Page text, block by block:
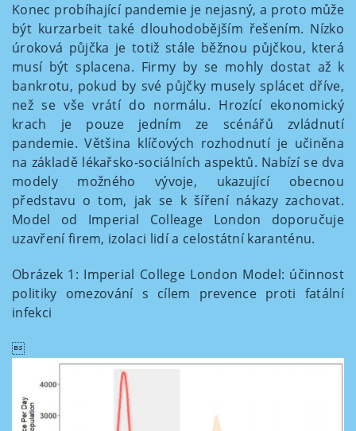
Konec probíhající pandemie je nejasný, a proto může
být kurzarbeit také dlouhodobějším řešením. Nízko
úroková půjčka je totiž stále běžnou půjčkou, která
musí být splacena. Firmy by se mohly dostat až k
bankrotu, pokud by své půjčky musely splácet dříve,
než se vše vrátí do normálu. Hrozící ekonomický
krach je pouze jedním ze scénářů zvládnutí
pandemie. Většina klíčových rozhodnutí je učiněna
na základě lékařsko-sociálních aspektů. Nabízí se dva
modely možného vývoje, ukazující obecnou
představu o tom, jak se k šíření nákazy zachovat.
Model od Imperial Colleage London doporučuje
uzavření firem, izolaci lidí a celostátní karanténu.
Obrázek 1: Imperial College London Model: účinnost
politiky omezování s cílem prevence proti fatální
infekci
